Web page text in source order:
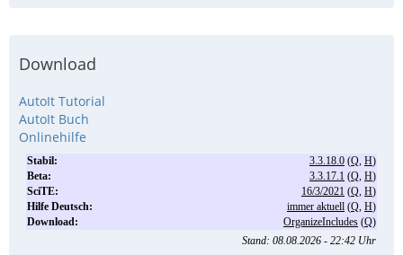
Download
AutoIt Tutorial
AutoIt Buch
Onlinehilfe